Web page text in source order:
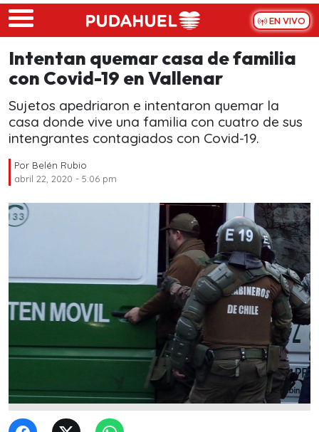
Skip to main content
EN VIVO
Intentan quemar casa de familia
con Covid-19 en Vallenar
Sujetos apedriaron e intentaron quemar la
casa donde vive una familia con cuatro de sus
intengrantes contagiados con Covid-19.
Por Belén Rubio
abril 22, 2020 - 5:06 pm